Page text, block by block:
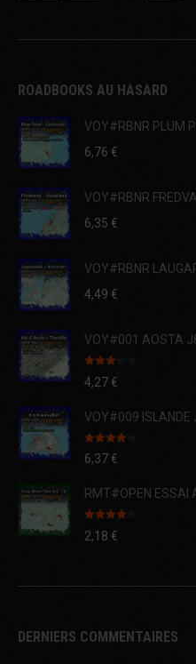
ROADBOOKS AU HASARD
VOY#RBNR PLUM
6,76 €
VOY#RBNR
6,35 €
VOY#RBNR
4,49 €
VOY#001 AOSTA
Note
3.00
4,27€
VOY#009 ISLANDE
Note4.00
sur 5
6,37€
RMT#OPEN ESSAI
Note 4.00
sur 5
2,18 €
DERNIERS COMMENTAIRES